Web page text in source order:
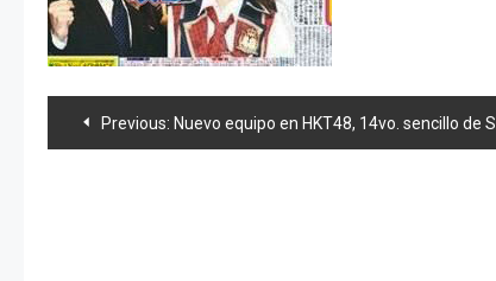
Navegación
Previous: Nuevo equipo en HKT48, 14vo. sencillo de SKE48 y news 48